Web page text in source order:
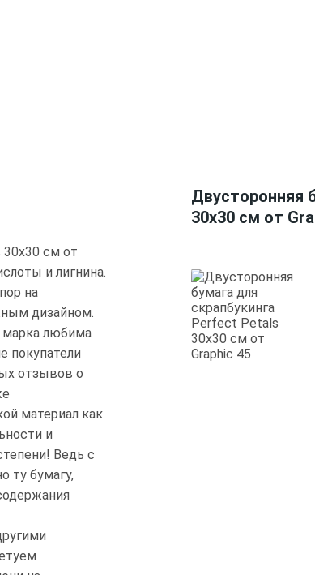
30х30 см от
и лигнина.
на
дизайном.
марка любима
покупатели
отзывов о
материал как
и
Ведь с
ту бумагу,
Двусторонняя
30х30 см от